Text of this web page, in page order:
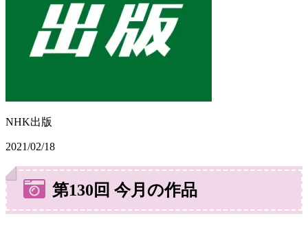
NHK出版
2021/02/18
第130回 今月の作品